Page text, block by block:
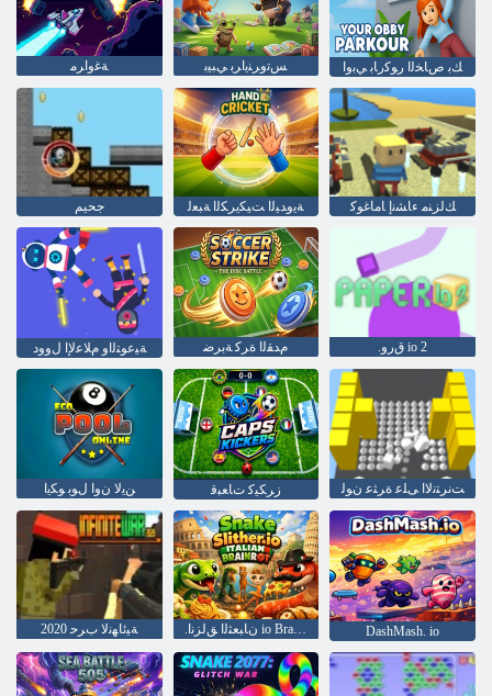
ﺔﻏﻭﺍﺮﻣ ﺲﺗﻭﺮﻨﻳﺍﺮﺑ ﻲﺒﻴﺑ ﻚﺑ ﺹﺎﺨﻟﺍ ﺭﻮﻛﺭﺎﺑ ﻲﺑﻭﺍ
جحيم ﺔﻳﻭﺪﻴﻟﺍ ﺖﻴﻜﻳﺮﻜﻟﺍ ﺔﺒﻌﻟ ﻚﻟﺰﻨﻣ ءﺎﺸﻧﺇ ﺎﻣﺎﻏﻮﻛ
ﺔﻴﻋﻮﺘﻟﺍﻭ ﻡﻼ ﻋﻹ ﺍ ﻝﻭﻭﺩ ﻡﺪﻘﻟﺍ ﺓﺮﻛ ﺔﺑﺮﺿ .ﻕﺭﻭ io 2
ﻦﻳﻻ ﻥﻭﺍ ﻝﻮﺑ ﻮﻜﻳﺍ ﺯﺮﻜﻴﻛ ﺕﺎﻌﺒﻗ ﺖﻧﺮﺘﻧﻻ ﺍ ﻰﻠﻋ ﺓﺮﺜﻋ ﻥﻮﻟ
2020 ﺔﻴﺋﺎﻬﻧﻻ ﺏﺮﺣ .ﻥﺎﺒﻌﺜﻟﺍ ﻖﻟﺰﻧﺍ io Brainrot ﺔﻴﻟﺎﻄﻳﻹ ﺍ DashMash. io